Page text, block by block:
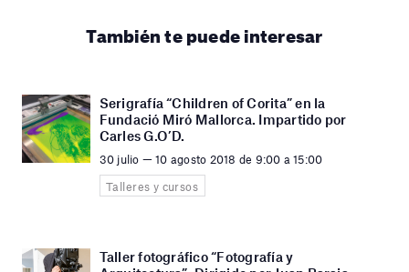
También te puede interesar
Serigrafía “Children of Corita” en la
Fundació Miró Mallorca. Impartido por
Carles G.O’D.
30 julio — 10 agosto 2018 de 9:00 a 15:00
Talleres y cursos
Taller fotográfico “Fotografía y